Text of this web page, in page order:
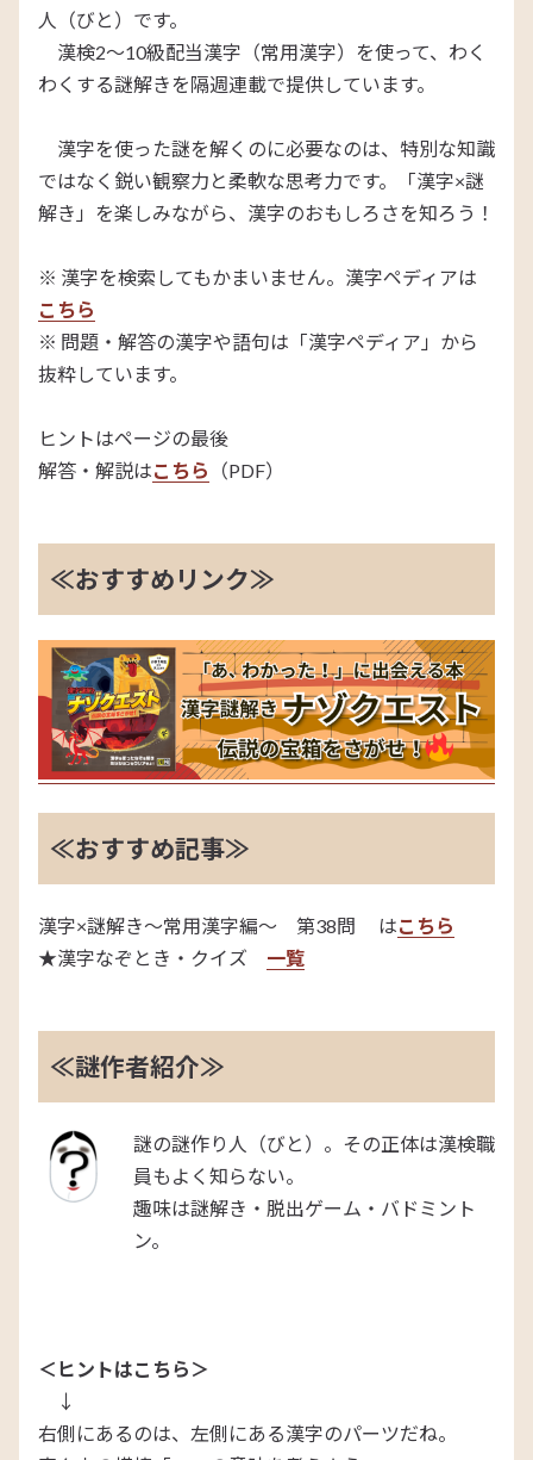
人（びと）です。
漢検2～10級配当漢字（常用漢字）を使って、わく
わくする謎解きを隔週連載で提供しています。
漢字を使った謎を解くのに必要なのは、特別な知識
ではなく鋭い観察力と柔軟な思考力です。「漢字×謎
解き」を楽しみながら、漢字のおもしろさを知ろう！
※ 漢字を検索してもかまいません。漢字ペディアは
こちら
※ 問題・解答の漢字や語句は「漢字ペディア」から
抜粋しています。
ヒントはページの最後
解答・解説はこちら （PDF）
≪おすすめリンク≫
≪おすすめ記事≫
漢字×謎解き～常用漢字編～ 第38問 はこちら
★漢字なぞとき・クイズ 一覧
≪謎作者紹介≫
謎の謎作り人（びと）。その正体は漢検職
員もよく知らない。
趣味は謎解き・脱出ゲーム・バドミント
ン。
＜ヒントはこちら＞
↓
右側にあるのは、左側にある漢字のパーツだね。